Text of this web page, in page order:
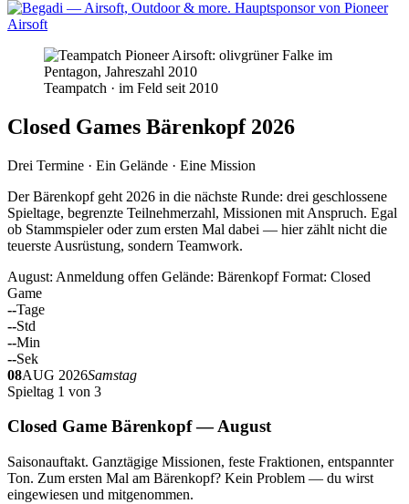
Teampatch · im Feld seit 2010
Closed Games Bärenkopf 2026
Drei Termine · Ein Gelände · Eine Mission
Der Bärenkopf geht 2026 in die nächste Runde: drei geschlossene
Spieltage, begrenzte Teilnehmerzahl, Missionen mit Anspruch. Egal
ob Stammspieler oder zum ersten Mal dabei — hier zählt nicht die
teuerste Ausrüstung, sondern Teamwork.
August: Anmeldung offen Gelände: Bärenkopf Format: Closed
Game
--Tage
--Std
--Min
--Sek
08AUG 2026Samstag
Spieltag 1 von 3
Closed Game Bärenkopf — August
Saisonauftakt. Ganztägige Missionen, feste Fraktionen, entspannter
Ton. Zum ersten Mal am Bärenkopf? Kein Problem — du wirst
eingewiesen und mitgenommen.